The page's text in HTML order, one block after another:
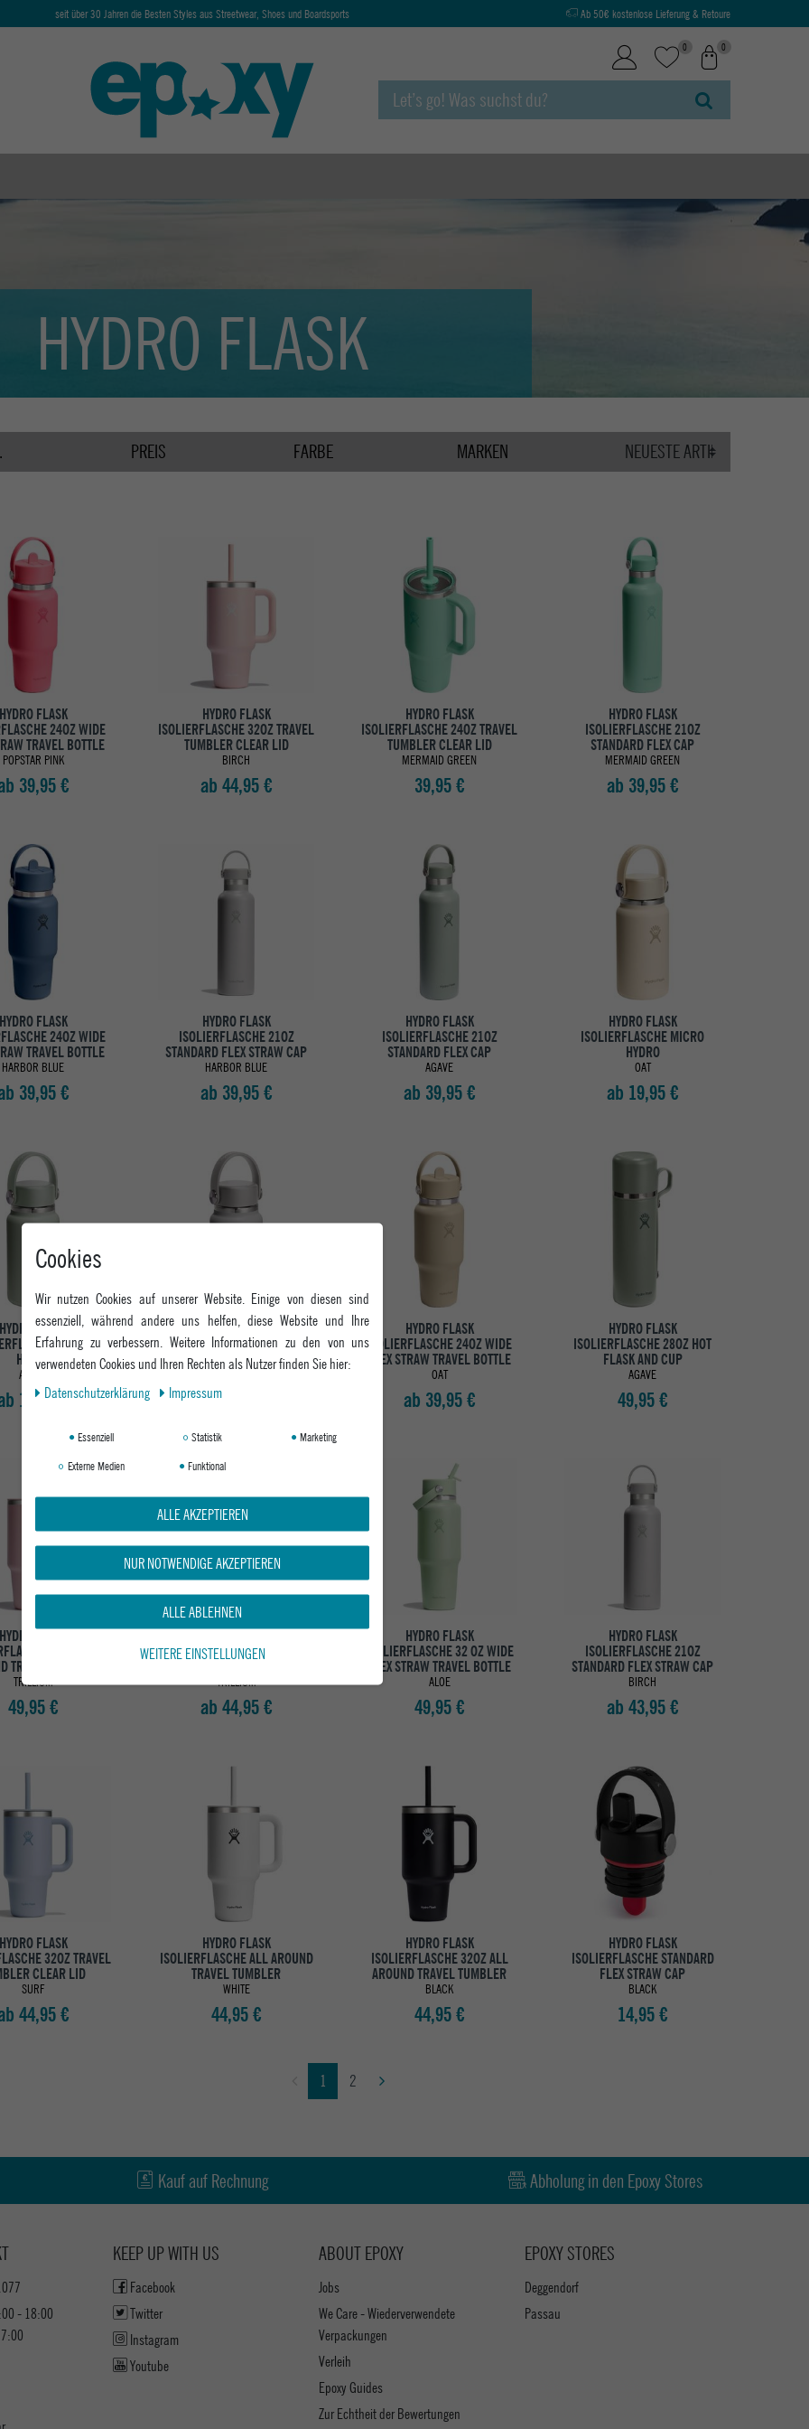
seit über 30 Jahren die Besten Styles aus Streetwear, Shoes und Boardsports Ab 50€ kostenlose Lieferung & Retoure
0 0
HYDRO FLASK
PREIS FARBE MARKEN
FLASK
24OZ WIDE
TRAVEL BOTTLE
POPSTAR PINK
39,95 €
HYDRO FLASK
ISOLIERFLASCHE 32OZ TRAVEL
TUMBLER CLEAR LID
BIRCH
ab 44,95 €
HYDRO FLASK
ISOLIERFLASCHE 24OZ TRAVEL
TUMBLER CLEAR LID
MERMAID GREEN
39,95 €
HYDRO FLASK
ISOLIERFLASCHE 21OZ
STANDARD FLEX CAP
MERMAID GREEN
ab 39,95 €
FLASK
24OZ WIDE
TRAVEL BOTTLE
HARBOR BLUE
39,95 €
HYDRO FLASK
ISOLIERFLASCHE 21OZ
STANDARD FLEX STRAW CAP
HARBOR BLUE
ab 39,95 €
HYDRO FLASK
ISOLIERFLASCHE 21OZ
STANDARD FLEX CAP
AGAVE
ab 39,95 €
HYDRO FLASK
ISOLIERFLASCHE MICRO
HYDRO
OAT
ab 19,95 €
FLASK
MICRO
HYDRO
AGAVE
19,95 €
HYDRO FLASK
ISOLIERFLASCHE MICRO
HYDRO
ab 19,95 €
HYDRO FLASK
ISOLIERFLASCHE 24OZ WIDE
FLEX STRAW TRAVEL BOTTLE
OAT
ab 39,95 €
HYDRO FLASK
ISOLIERFLASCHE 28OZ HOT
FLASK AND CUP
AGAVE
49,95 €
FLASK
40 OZ ALL
TRAVEL TUMBLER
TRILLIUM
49,95 €
ISOLIERFLASCHE 32OZ TRAVEL
TRILLIUM
ab 44,95 €
HYDRO FLASK
ISOLIERFLASCHE 32 OZ WIDE
FLEX STRAW TRAVEL BOTTLE
ALOE
49,95 €
HYDRO FLASK
ISOLIERFLASCHE 21OZ
STANDARD FLEX STRAW CAP
BIRCH
ab 43,95 €
FLASK
32OZ TRAVEL
CLEAR LID
SURF
44,95 €
HYDRO FLASK
ISOLIERFLASCHE ALL AROUND
TRAVEL TUMBLER
WHITE
44,95 €
HYDRO FLASK
ISOLIERFLASCHE 32OZ ALL
AROUND TRAVEL TUMBLER
BLACK
44,95 €
HYDRO FLASK
ISOLIERFLASCHE STANDARD
FLEX STRAW CAP
BLACK
14,95 €
1 2
Kauf auf Rechnung Abholung in den Epoxy Stores
- 18:00
ABOUT EPOXY
Jobs
We Care - Wiederverwendete
Verpackungen
Verleih
Epoxy Guides
Zur Echtheit der Bewertungen
EPOXY STORES
Deggendorf
Passau
KEEP UP WITH US
Facebook
Twitter
Instagram
Youtube
Cookies
Wir nutzen Cookies auf unserer Website. Einige von diesen sind
essenziell, während andere uns helfen, diese Website und Ihre
Erfahrung zu verbessern. Weitere Informationen zu den von uns
verwendeten Cookies und Ihren Rechten als Nutzer finden Sie hier:
Daten­schutz­erklärung
Impressum
Essenziell Statistik
Marketing
Externe Medien
Funktional
ALLE AKZEPTIEREN
NUR NOTWENDIGE AKZEPTIEREN
ALLE ABLEHNEN
WEITERE EINSTELLUNGEN